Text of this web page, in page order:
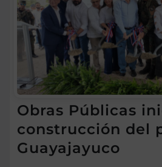
Obras Públicas
construcción del
Guayajayuco